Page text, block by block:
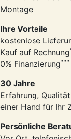
Montage
Ihre Vorteile
kostenlose
Kauf auf Rechnung
0% Finanzierung***
30 Jahre
Erfahrung,
einer Hand für Ihr
Persönliche